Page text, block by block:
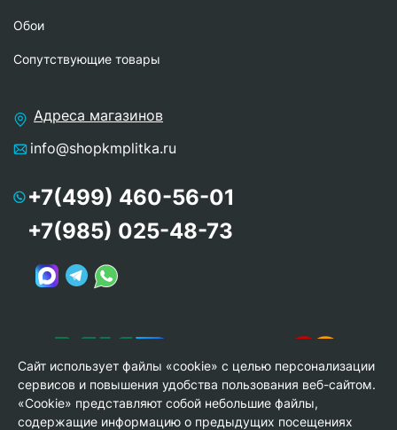
Обои
Сопутствующие товары
Адреса магазинов
info@shopkmplitka.ru
+7(499) 460-56-01
+7(985) 025-48-73
Сайт использует файлы «cookie» с целью персонализации
сервисов и повышения удобства пользования веб-сайтом.
«Cookie» представляют собой небольшие файлы,
содержащие информацию о предыдущих посещениях